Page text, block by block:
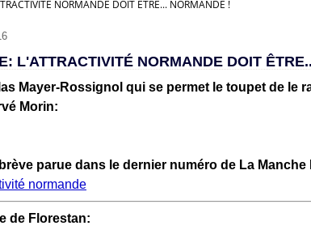
NORMANDE DOIT ÊTRE... NORMANDE !
L'ATTRACTIVITÉ NORMANDE DOIT
Mayer-Rossignol qui se permet le toupet de le
Morin:
parue dans le dernier numéro de La Manche
de Florestan: